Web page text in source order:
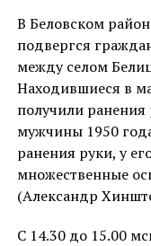
В Беловском
подвергся
между селом
Находившиеся в
получили ранения
мужчины 1950
ранения руки, у
множественные
(Александр
С 14.30 до 15.00